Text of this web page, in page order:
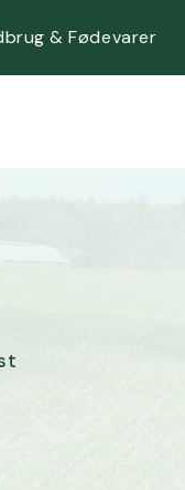
& Fødevarer